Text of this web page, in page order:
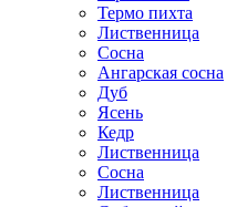
Термо пихта
Лиственница
Сосна
Ангарская сосна
Дуб
Ясень
Кедр
Лиственница
Сосна
Лиственница